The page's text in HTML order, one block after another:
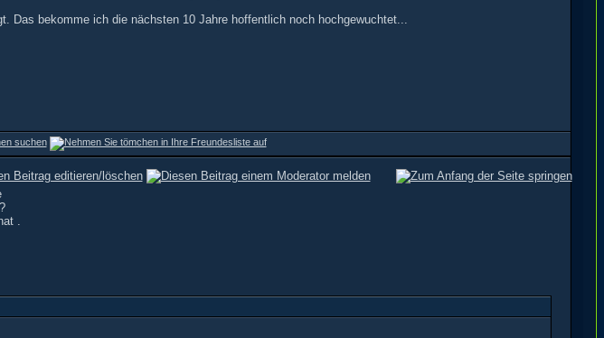
Das bekomme ich die nächsten 10 Jahre hoffentlich noch hochgewuchtet...
.